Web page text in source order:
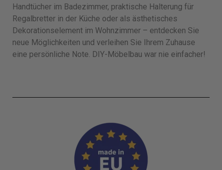
Handtücher im Badezimmer, praktische Halterung für
Regalbretter in der Küche oder als ästhetisches
Dekorationselement im Wohnzimmer – entdecken Sie
neue Möglichkeiten und verleihen Sie Ihrem Zuhause
eine persönliche Note. DIY-Möbelbau war nie einfacher!